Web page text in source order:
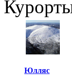
Юлляс